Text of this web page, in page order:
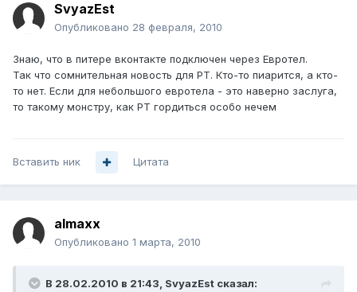
SvyazEst
Опубликовано 28 февраля, 2010
Знаю, что в питере вконтакте подключен через Евротел.
Так что сомнительная новость для РТ. Кто-то пиарится, а кто-
то нет. Если для небольшого евротела - это наверно заслуга,
то такому монстру, как РТ гордиться особо нечем
Вставить ник Цитата
almaxx
Опубликовано 1 марта, 2010
В 28.02.2010 в 21:43, SvyazEst сказал: